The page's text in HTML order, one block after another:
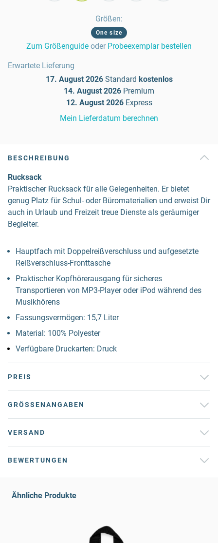
Größen:
One size
Zum Größenguide oder Probeexemplar bestellen
Erwartete Lieferung
17. August 2026 Standard kostenlos
14. August 2026 Premium
12. August 2026 Express
Mein Lieferdatum berechnen
BESCHREIBUNG
Rucksack
Praktischer Rucksack für alle Gelegenheiten. Er bietet
genug Platz für Schul- oder Büromaterialien und erweist Dir
auch in Urlaub und Freizeit treue Dienste als geräumiger
Begleiter.
Hauptfach mit Doppelreißverschluss und aufgesetzte
Reißverschluss-Fronttasche
Praktischer Kopfhörerausgang für sicheres
Transportieren von MP3-Player oder iPod während des
Musikhörens
Fassungsvermögen: 15,7 Liter
Material: 100% Polyester
Verfügbare Druckarten: Druck
PREIS
GRÖSSENANGABEN
VERSAND
BEWERTUNGEN
Ähnliche Produkte